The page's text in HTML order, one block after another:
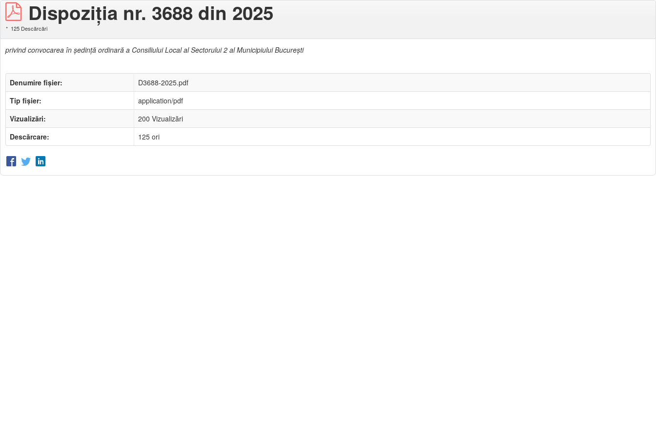
Dispoziţia nr. 3688 din 2025
125 Descărcări
privind convocarea în şedinţă ordinară a Consiliului Local al Sectorului 2 al Municipiului Bucureşti
Denumire fișier:
D3688-2025.pdf
Tip fișier:
application/pdf
Vizualizări:
200 Vizualizări
Descărcare:
125 ori